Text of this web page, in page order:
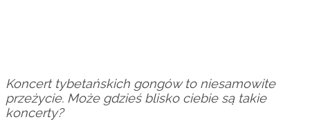
Koncert tybetańskich gongów to niesamowite
przeżycie. Może gdzieś blisko ciebie są takie
koncerty?